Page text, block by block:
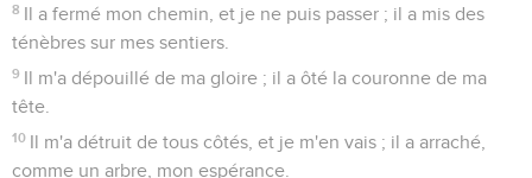
8 Il a fermé mon chemin, et je ne puis passer ; il a mis des
ténèbres sur mes sentiers.
9 Il m'a dépouillé de ma gloire ; il a ôté la couronne de ma
tête.
10 Il m'a détruit de tous côtés, et je m'en vais ; il a arraché,
comme un arbre, mon espérance.